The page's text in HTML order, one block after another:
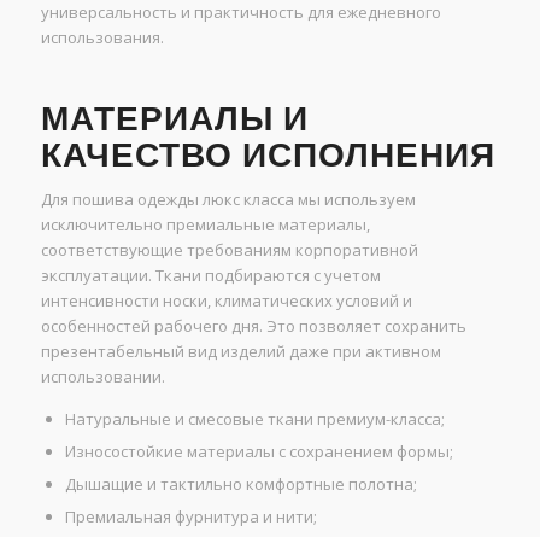
универсальность и практичность для ежедневного
использования.
МАТЕРИАЛЫ И
КАЧЕСТВО ИСПОЛНЕНИЯ
Для пошива одежды люкс класса мы используем
исключительно премиальные материалы,
соответствующие требованиям корпоративной
эксплуатации. Ткани подбираются с учетом
интенсивности носки, климатических условий и
особенностей рабочего дня. Это позволяет сохранить
презентабельный вид изделий даже при активном
использовании.
Натуральные и смесовые ткани премиум-класса;
Износостойкие материалы с сохранением формы;
Дышащие и тактильно комфортные полотна;
Премиальная фурнитура и нити;